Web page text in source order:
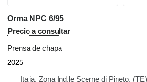
Orma NPC 6/95
Precio a consultar
Prensa de chapa
2025
Italia, Zona Ind.le Scerne di Pineto, (TE)